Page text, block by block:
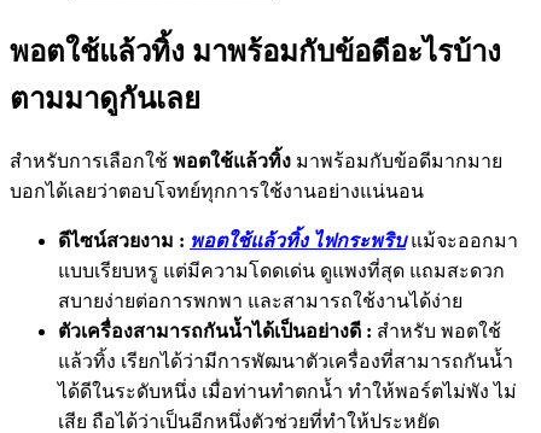
พอตใช้แล้วทิ้ง มาพร้อมกับข้อดีอะไรบ้าง
ตามมาดูกันเลย
สำหรับการเลือกใช้ พอตใช้แล้วทิ้ง มาพร้อมกับข้อดีมากมาย
บอกได้เลยว่าตอบโจทย์ทุกการใช้งานอย่างแน่นอน
ดีไซน์สวยงาม : พอตใช้แล้วทิ้ง ไฟกระพริบแม้จะออกมา
แบบเรียบหรู แต่มีความโดดเด่น ดูแพงที่สุด แถมสะดวก
สบายง่ายต่อการพกพา และสามารถใช้งานได้ง่าย
ตัวเครื่องสามารถกันน้ำได้เป็นอย่างดี : สำหรับ พอตใช้
แล้วทิ้ง เรียกได้ว่ามีการพัฒนาตัวเครื่องที่สามารถกันน้ำ
ได้ดีในระดับหนึ่ง เมื่อท่านทำตกน้ำ ทำให้พอร์ตไม่พัง ไม่
เสีย ถือได้ว่าเป็นอีกหนึ่งตัวช่วยที่ทำให้ประหยัด